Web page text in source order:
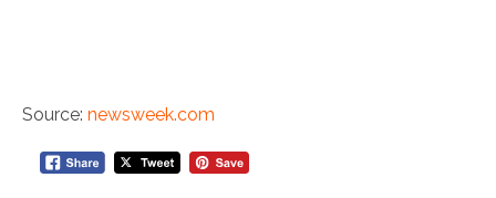
Source: newsweek.com